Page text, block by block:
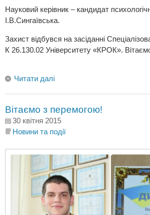
Науковий керівник – кандидат
І.В.Сингаївська.
Захист відбувся на засіданні
К 26.130.02 Університету «КРОК».
Читати далі
Вітаємо з перемогою!
30 квітня 2015
Новини та події